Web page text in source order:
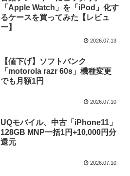
「Apple Watch」を「iPod」化す
るケースを買ってみた【レビュ
ー】
2026.07.13
【値下げ】ソフトバンク
「motorola razr 60s」機種変更
でも月額1円
2026.07.10
UQモバイル、中古「iPhone11」
128GB MNP一括1円+10,000円分
還元
2026.07.10